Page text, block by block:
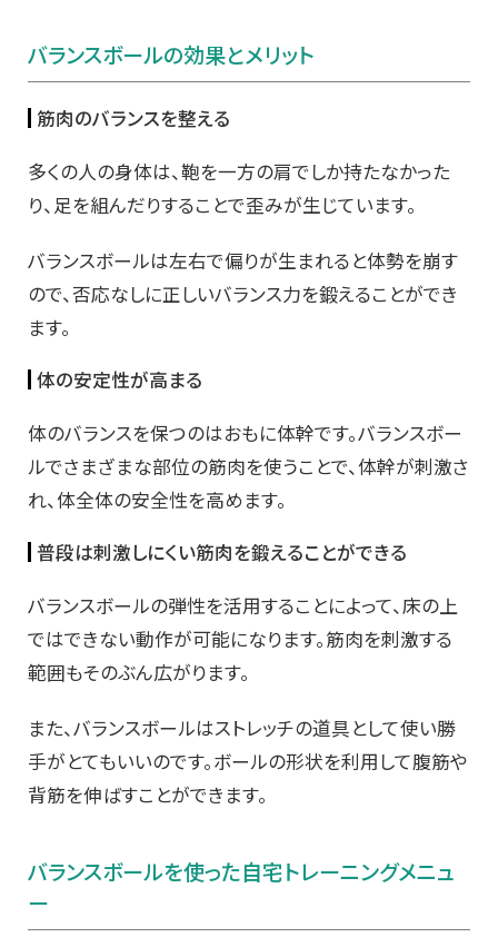
バランスボールの効果とメリット
筋肉のバランスを整える
多くの人の身体は、鞄を一方の肩でしか持たなかった
り、足を組んだりすることで歪みが生じています。
バランスボールは左右で偏りが生まれると体勢を崩す
ので、否応なしに正しいバランス力を鍛えることができ
ます。
体の安定性が高まる
体のバランスを保つのはおもに体幹です。バランスボー
ルでさまざまな部位の筋肉を使うことで、体幹が刺激さ
れ、体全体の安全性を高めます。
普段は刺激しにくい筋肉を鍛えることができる
バランスボールの弾性を活用することによって、床の上
ではできない動作が可能になります。筋肉を刺激する
範囲もそのぶん広がります。
また、バランスボールはストレッチの道具として使い勝
手がとてもいいのです。ボールの形状を利用して腹筋や
背筋を伸ばすことができます。
バランスボールを使った自宅トレーニングメニュ
ー